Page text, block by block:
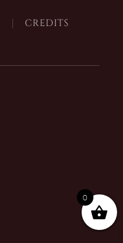
CREDITS
0